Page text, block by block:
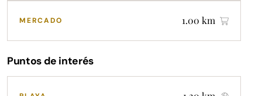
MERCADO 1.00 km
Puntos de interés